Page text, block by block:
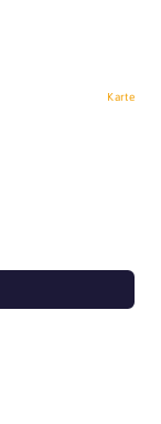
Karte